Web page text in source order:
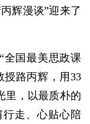
辉漫谈”迎来了
全国最美思政课
授路丙辉，用33
里，以最质朴的
走、心贴心陪